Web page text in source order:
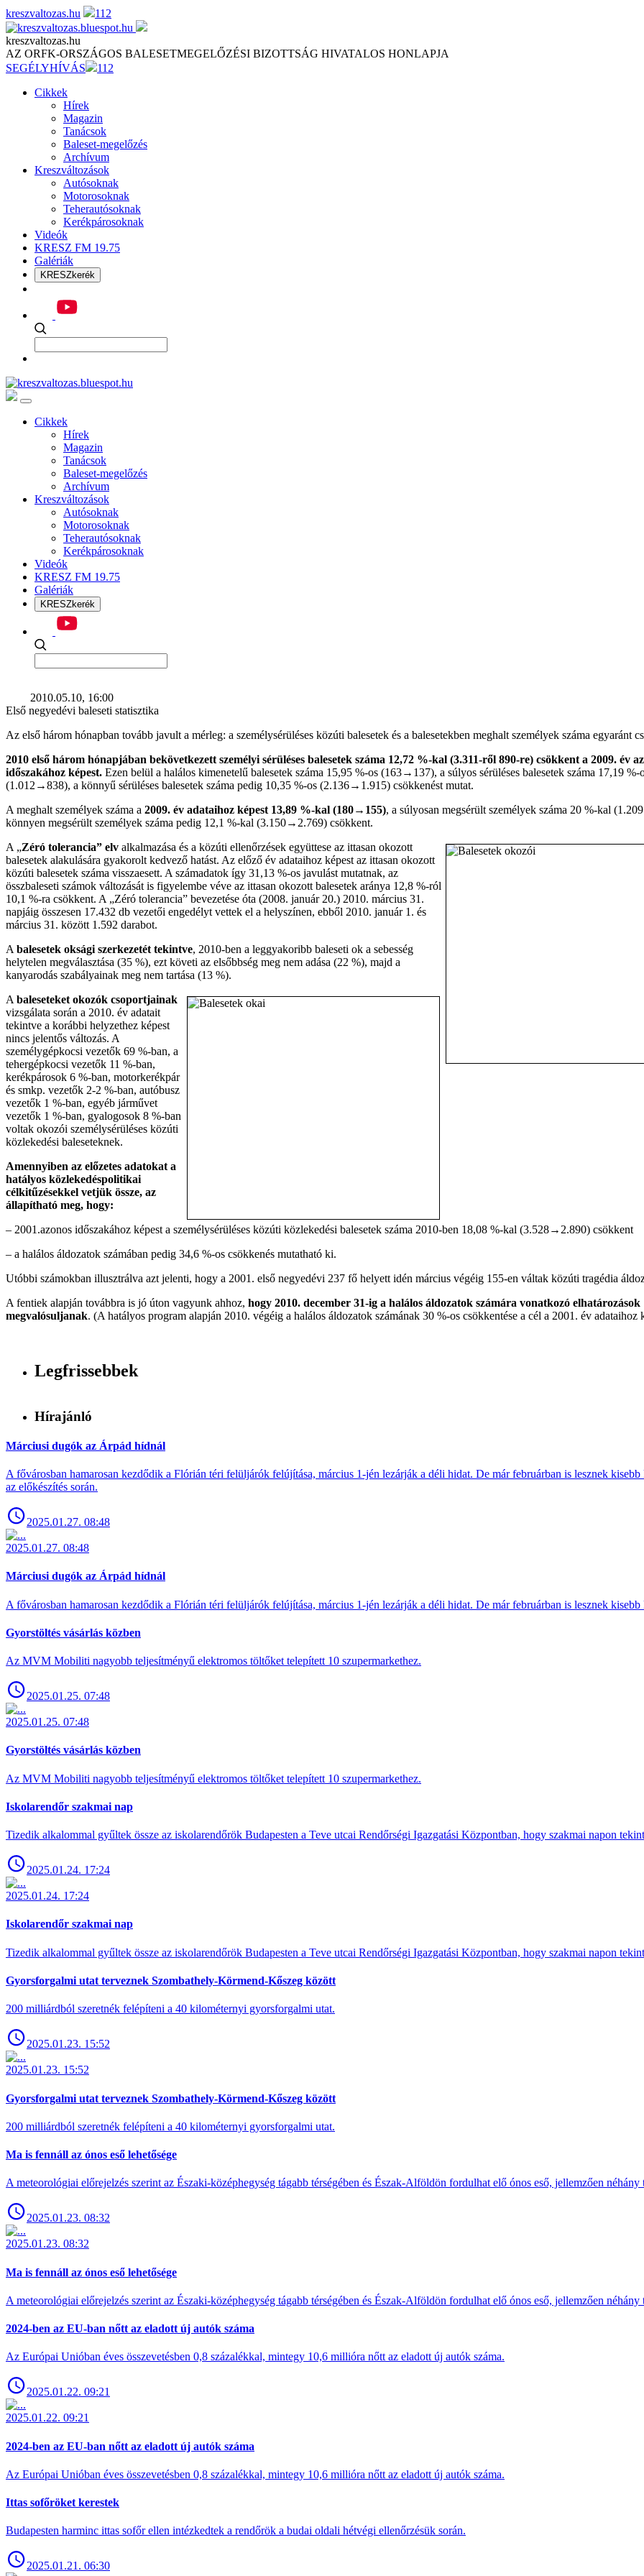
Skip
to
content
kreszvaltozas.hu 112
kreszvaltozas.hu
AZ ORFK-ORSZÁGOS BALESETMEGELŐZÉSI BIZOTTSÁG HIVATALOS HONLAPJA
SEGÉLYHÍVÁS
112
Cikkek
Hírek
Magazin
Tanácsok
Baleset-megelőzés
Archívum
Kreszváltozások
Autósoknak
Motorosoknak
Teherautósoknak
Kerékpárosoknak
Videók
KRESZ FM 19.75
Galériák
KRESZkerék
Cikkek
Hírek
Magazin
Tanácsok
Baleset-megelőzés
Archívum
Kreszváltozások
Autósoknak
Motorosoknak
Teherautósoknak
Kerékpárosoknak
Videók
KRESZ FM 19.75
Galériák
KRESZkerék
2010.05.10, 16:00
Első negyedévi baleseti statisztika
Az első három hónapban tovább javult a mérleg: a személysérüléses közúti balesetek és a balesetekben meghalt személyek száma egyaránt
2010 első három hónapjában bekövetkezett személyi sérüléses balesetek száma 12,72 %-kal (3.311-ről 890-re) csökkent a 2009. év
időszakához képest. Ezen belül a halálos kimenetelű balesetek száma 15,95 %-os (163→137), a súlyos sérüléses balesetek száma 17,19 %-
(1.012→838), a könnyű sérüléses balesetek száma pedig 10,35 %-os (2.136→1.915) csökkenést mutat.
A meghalt személyek száma a 2009. év adataihoz képest 13,89 %-kal (180→155), a súlyosan megsérült személyek száma 20 %-kal
könnyen megsérült személyek száma pedig 12,1 %-kal (3.150→2.769) csökkent.
A „Zéró tolerancia” elv alkalmazása és a közúti ellenőrzések együttese az ittasan okozott
balesetek alakulására gyakorolt kedvező hatást. Az előző év adataihoz képest az ittasan okozott
közúti balesetek száma visszaesett. A számadatok így 31,13 %-os javulást mutatnak, az
összbaleseti számok változását is figyelembe véve az ittasan okozott balesetek aránya 12,8 %-ról
10,1 %-ra csökkent. A „Zéró tolerancia” bevezetése óta (2008. január 20.) 2010. március 31.
napjáig összesen 17.432 db vezetői engedélyt vettek el a helyszínen, ebből 2010. január 1. és
március 31. között 1.592 darabot.
A balesetek oksági szerkezetét tekintve, 2010-ben a leggyakoribb baleseti ok a sebesség
helytelen megválasztása (35 %), ezt követi az elsőbbség meg nem adása (22 %), majd a
kanyarodás szabályainak meg nem tartása (13 %).
A baleseteket okozók csoportjainak
vizsgálata során a 2010. év adatait
tekintve a korábbi helyzethez képest
nincs jelentős változás. A
személygépkocsi vezetők 69 %-ban, a
tehergépkocsi vezetők 11 %-ban,
kerékpárosok 6 %-ban, motorkerékpár
és smkp. vezetők 2-2 %-ban, autóbusz
vezetők 1 %-ban, egyéb járművet
vezetők 1 %-ban, gyalogosok 8 %-ban
voltak okozói személysérüléses közúti
közlekedési baleseteknek.
Amennyiben az előzetes adatokat a
hatályos közlekedéspolitikai
célkitűzésekkel vetjük össze, az
állapítható meg, hogy:
– 2001.azonos időszakához képest a személysérüléses közúti közlekedési balesetek száma 2010-ben 18,08 %-kal (3.528→2.890) csökkent
– a halálos áldozatok számában pedig 34,6 %-os csökkenés mutatható ki.
Utóbbi számokban illusztrálva azt jelenti, hogy a 2001. első negyedévi 237 fő helyett idén március végéig 155-en váltak közúti tragédia
A fentiek alapján továbbra is jó úton vagyunk ahhoz, hogy 2010. december 31-ig a halálos áldozatok számára vonatkozó elhatározások
megvalósuljanak. (A hatályos program alapján 2010. végéig a halálos áldozatok számának 30 %-os csökkentése a cél a 2001. év adataihoz
Legfrissebbek
Hírajánló
Márciusi dugók az Árpád hídnál
A fővárosban hamarosan kezdődik a Flórián téri felüljárók felújítása, március 1-jén lezárják a déli hidat. De már februárban is lesznek kisebb
az előkészítés során.
2025.01.27. 08:48
2025.01.27. 08:48
Márciusi dugók az Árpád hídnál
A fővárosban hamarosan kezdődik a Flórián téri felüljárók felújítása, március 1-jén lezárják a déli hidat. De már februárban is lesznek kisebb
Gyorstöltés vásárlás közben
Az MVM Mobiliti nagyobb teljesítményű elektromos töltőket telepített 10 szupermarkethez.
2025.01.25. 07:48
2025.01.25. 07:48
Gyorstöltés vásárlás közben
Az MVM Mobiliti nagyobb teljesítményű elektromos töltőket telepített 10 szupermarkethez.
Iskolarendőr szakmai nap
Tizedik alkalommal gyűltek össze az iskolarendőrök Budapesten a Teve utcai Rendőrségi Igazgatási Központban, hogy szakmai napon
2025.01.24. 17:24
2025.01.24. 17:24
Iskolarendőr szakmai nap
Tizedik alkalommal gyűltek össze az iskolarendőrök Budapesten a Teve utcai Rendőrségi Igazgatási Központban, hogy szakmai napon
Gyorsforgalmi utat terveznek Szombathely-Körmend-Kőszeg között
200 milliárdból szeretnék felépíteni a 40 kilométernyi gyorsforgalmi utat.
2025.01.23. 15:52
2025.01.23. 15:52
Gyorsforgalmi utat terveznek Szombathely-Körmend-Kőszeg között
200 milliárdból szeretnék felépíteni a 40 kilométernyi gyorsforgalmi utat.
Ma is fennáll az ónos eső lehetősége
A meteorológiai előrejelzés szerint az Északi-középhegység tágabb térségében és Észak-Alföldön fordulhat elő ónos eső, jellemzően
2025.01.23. 08:32
2025.01.23. 08:32
Ma is fennáll az ónos eső lehetősége
A meteorológiai előrejelzés szerint az Északi-középhegység tágabb térségében és Észak-Alföldön fordulhat elő ónos eső, jellemzően
2024-ben az EU-ban nőtt az eladott új autók száma
Az Európai Unióban éves összevetésben 0,8 százalékkal, mintegy 10,6 millióra nőtt az eladott új autók száma.
2025.01.22. 09:21
2025.01.22. 09:21
2024-ben az EU-ban nőtt az eladott új autók száma
Az Európai Unióban éves összevetésben 0,8 százalékkal, mintegy 10,6 millióra nőtt az eladott új autók száma.
Ittas sofőröket kerestek
Budapesten harminc ittas sofőr ellen intézkedtek a rendőrök a budai oldali hétvégi ellenőrzésük során.
2025.01.21. 06:30